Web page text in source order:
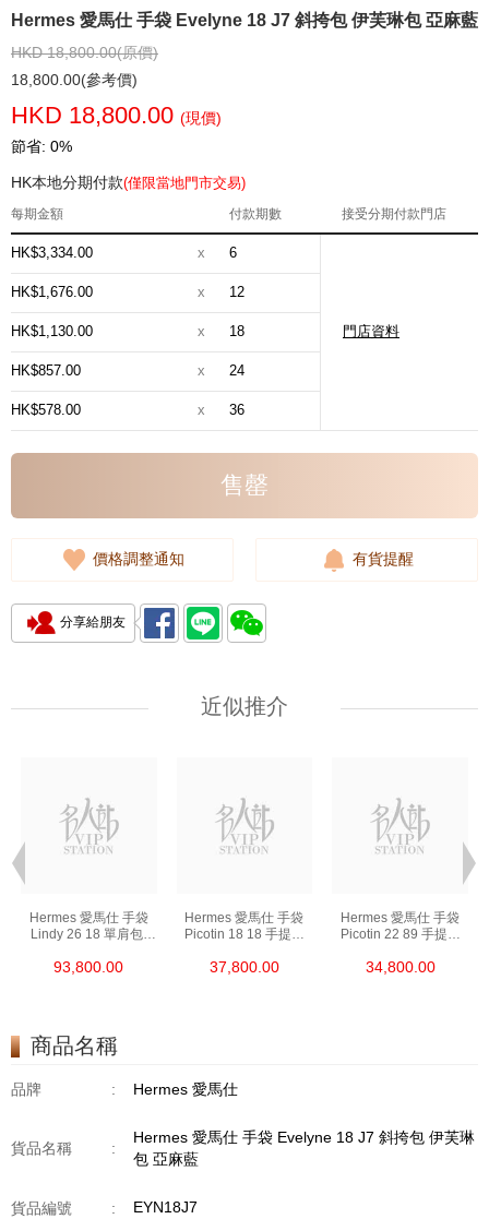
Hermes 愛馬仕 手袋 Evelyne 18 J7 斜挎包 伊芙琳包 亞麻藍
HKD 18,800.00(原價)
18,800.00(參考價)
HKD 18,800.00 (現價)
節省: 0%
HK本地分期付款(僅限當地門市交易)
每期金額 付款期數 接受分期付款門店
HK$3,334.00 x 6
門店資料
HK$1,676.00 x 12
HK$1,130.00 x 18
HK$857.00 x 24
HK$578.00 x 36
售罄
價格調整通知 有貨提醒
分享給朋友
近似推介
Hermes 愛馬仕 手袋
Lindy 26 18 單肩包/
93,800.00
Hermes 愛馬仕 手袋
Picotin 18 18 手提包
37,800.00
Hermes 愛馬仕 手袋
Picotin 22 89 手提包
34,800.00
商品名稱
品牌 : Hermes 愛馬仕
貨品名稱 :
Hermes 愛馬仕 手袋 Evelyne 18 J7 斜挎包 伊芙琳
包 亞麻藍
貨品編號 : EYN18J7